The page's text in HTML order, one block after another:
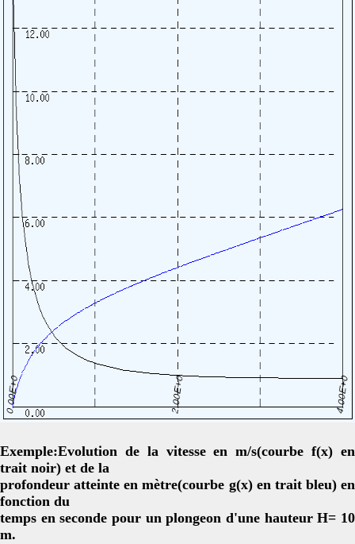
Exemple:Evolution de la vitesse en m/s(courbe f(x) en
trait noir) et de la
profondeur atteinte en mètre(courbe g(x) en trait bleu) en
fonction du
temps en seconde pour un plongeon d'une hauteur H= 10
m.